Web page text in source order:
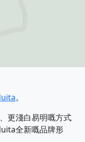
。
更淺白易明嘅方式
全新嘅品牌形